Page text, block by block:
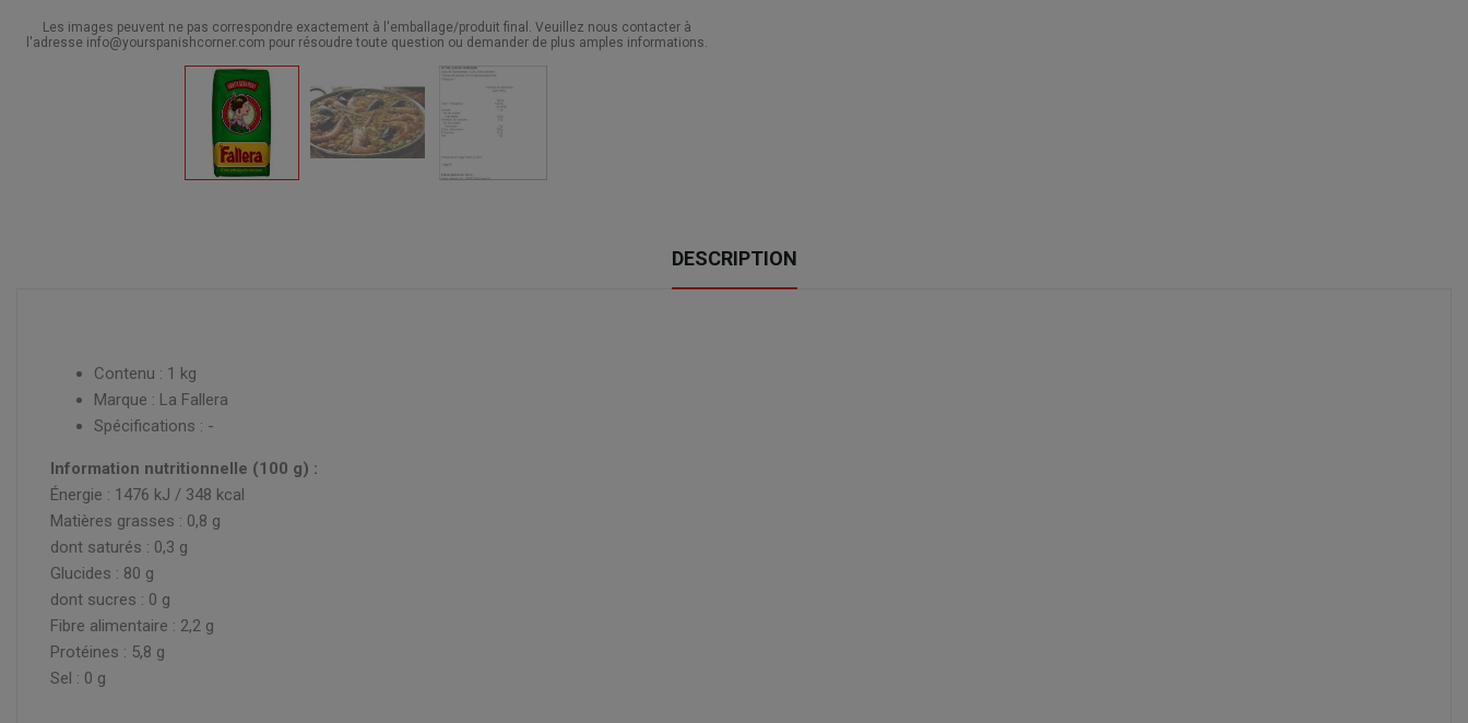
Les images peuvent ne pas correspondre exactement à l'emballage/produit final. Veuillez nous contacter à
l'adresse info@yourspanishcorner.com pour résoudre toute question ou demander de plus amples informations.
DESCRIPTION
Contenu : 1 kg
Marque : La Fallera
Spécifications : -
Information nutritionnelle (100 g) :
Énergie : 1476 kJ / 348 kcal
Matières grasses : 0,8 g
dont saturés : 0,3 g
Glucides : 80 g
dont sucres : 0 g
Fibre alimentaire : 2,2 g
Protéines : 5,8 g
Sel : 0 g